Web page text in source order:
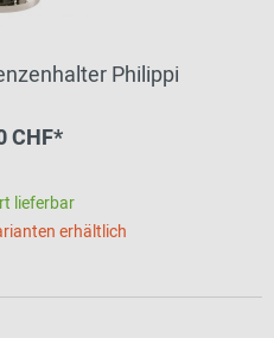
Philippi
CHF*
lieferbar
erhältlich